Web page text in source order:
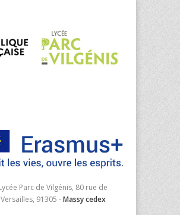
Parc de Vilgénis, 80 rue de
Versailles, 91305 -Massy cedex